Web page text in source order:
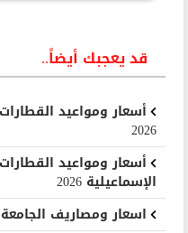
قد يعجبك أيضاً..
أسعار ومواعيد
2026
أسعار ومواعيد
الإسماعيلية 2026
اسعار ومصاريف الجامعة